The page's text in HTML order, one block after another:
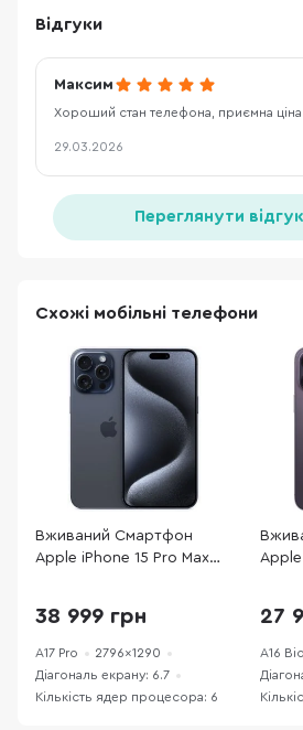
Відгуки
Максим
Хороший стан телефона, приємна ціна
29.03.2026
Переглянути
Схожі мобільні телефони
Вживаний Смартфон
Apple iPhone 15 Pro Max
стан
38 999 грн
A17 Pro
2796x1290
Діагональ екрану: 6.7
Кількість ядер процесора: 6
Apple
стан
27
A16